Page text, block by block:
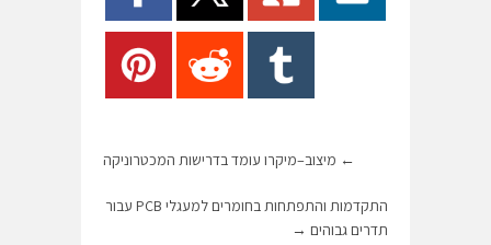
← מיצוב–מיקרו עומד בדרישות המכטרוניקה
התקדמות והתפתחות בחומרים למעגלי PCB עבור
תדרים גבוהים →